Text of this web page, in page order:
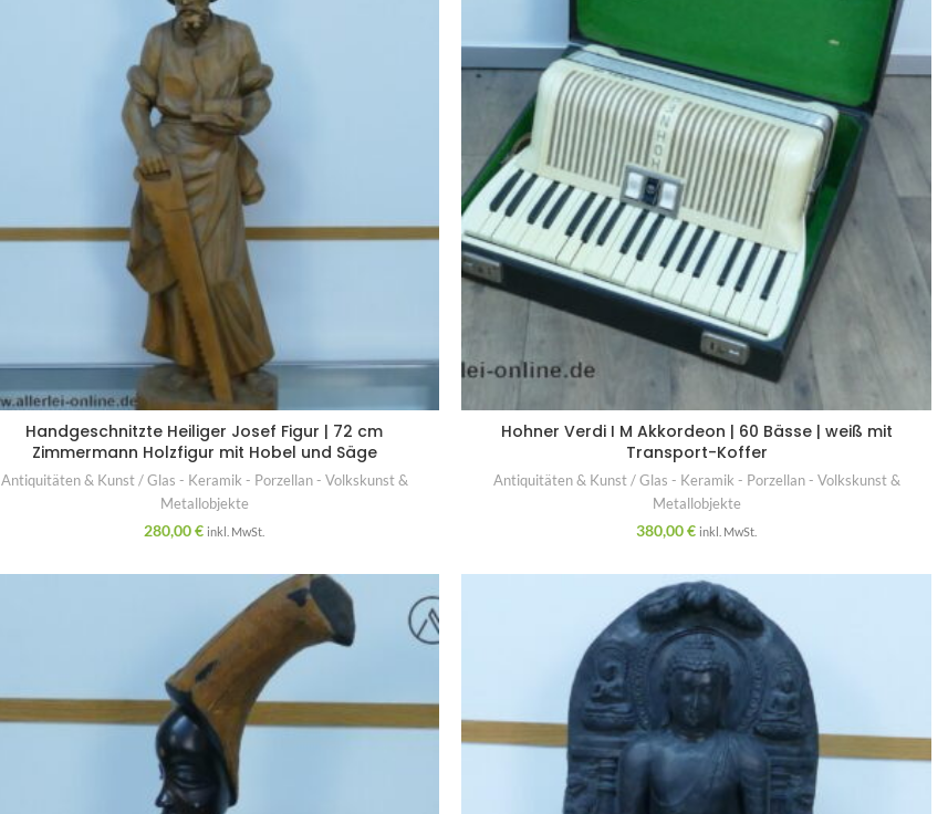
Handgeschnitzte Heiliger Josef Figur | 72 cm
Zimmermann Holzfigur mit Hobel und Säge
Antiquitäten & Kunst / Glas - Keramik - Porzellan - Volkskunst &
Metallobjekte
280,00€ inkl. MwSt.
Hohner Verdi I M Akkordeon | 60 Bässe | weiß mit
Transport-Koffer
Antiquitäten & Kunst / Glas - Keramik - Porzellan - Volkskunst &
Metallobjekte
380,00€ inkl. MwSt.